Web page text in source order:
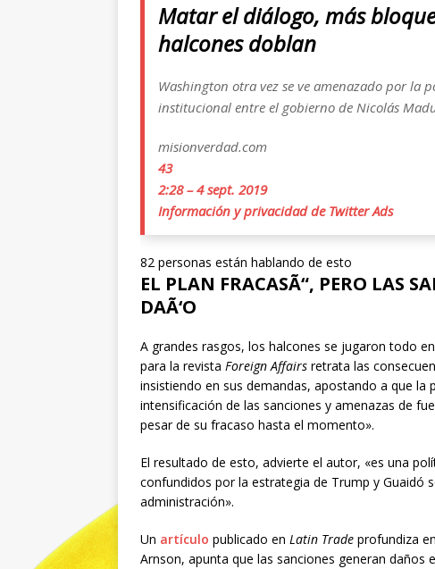
Matar el diálogo, más
halcones doblan
Washington otra vez se ve amenazado por la
institucional entre el gobierno de Nicolás
misionverdad.com
43
2:28 – 4 sept. 2019
Información y privacidad de Twitter Ads
82 personas están hablando de esto
EL PLAN FRACASÃ“, PERO LAS
DAÃ‘O
A grandes rasgos, los halcones se jugaron todo
para la revista Foreign Affairs retrata las
insistiendo en sus demandas, apostando a que
intensificación de las sanciones y amenazas de
pesar de su fracaso hasta el momento».
El resultado de esto, advierte el autor, «es una
confundidos por la estrategia de Trump y Guaidó
administración».
Un artículo publicado en Latin Trade profundiza
Arnson, apunta que las sanciones generan